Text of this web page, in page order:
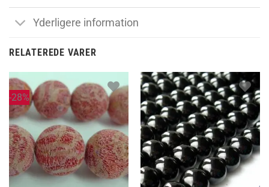
Yderligere information
RELATEREDE VARER
-28%